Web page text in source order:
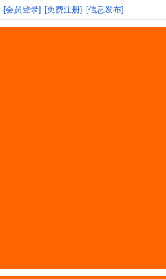
[会员登录] [免费注册] [信息发布]